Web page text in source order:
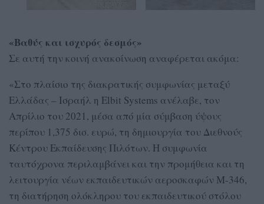
«Βαθύς και ισχυρός δεσμός»
Σε αυτή την κοινή ανακοίνωση αναφέρεται ακόμα:
«Στο πλαίσιο της διακρατικής συμφωνίας μεταξύ
Ελλάδας – Ισραήλ η Elbit Systems ανέλαβε, τον
Απρίλιο του 2021, μέσα από μία σύμβαση ύψους
περίπου 1,375 δισ. ευρώ, τη δημιουργία του Διεθνούς
Κέντρου Εκπαίδευσης Πιλότων. Η συμφωνία
ταυτόχρονα περιλαμβάνει και την προμήθεια και τη
λειτουργία νέων εκπαιδευτικών αεροσκαφών M-346,
τη διατήρηση ολόκληρου του εκπαιδευτικού στόλου